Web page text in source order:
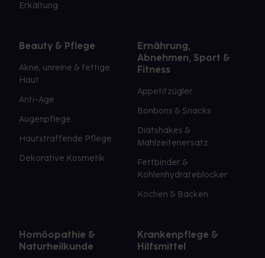
Erkältung
Beauty & Pflege
Akne, unreine & fettige
Haut
Anti-Age
Augenpflege
Hautstraffende Pflege
Dekorative Kosmetik
Ernährung,
Abnehmen, Sport &
Fitness
Appetitzügler
Bonbons & Snacks
Diätshakes &
Mahlzeitenersatz
Fettbinder &
Kohlenhydrateblocker
Kochen & Backen
Homöopathie &
Naturheilkunde
Krankenpflege &
Hilfsmittel